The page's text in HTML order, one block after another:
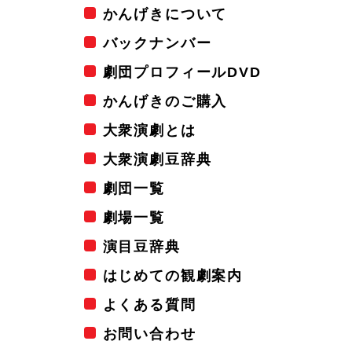
かんげきについて
バックナンバー
劇団プロフィールDVD
かんげきのご購入
大衆演劇とは
大衆演劇豆辞典
劇団一覧
劇場一覧
演目豆辞典
はじめての観劇案内
よくある質問
お問い合わせ